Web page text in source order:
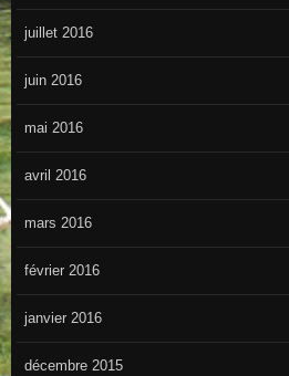
juillet 2016
juin 2016
mai 2016
avril 2016
mars 2016
février 2016
janvier 2016
décembre 2015